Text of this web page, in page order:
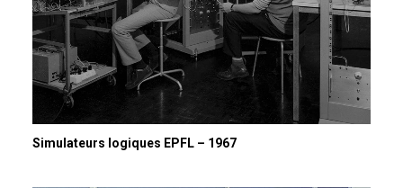
Simulateurs logiques EPFL – 1967